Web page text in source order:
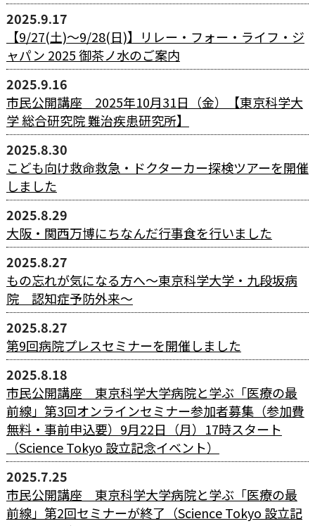
2025.9.17
【9/27(土)～9/28(日)】リレー・フォー・ライフ・ジ
ャパン 2025 御茶ノ水のご案内
2025.9.16
市民公開講座 2025年10月31日（金）【東京科学⼤
学 総合研究院 難治疾患研究所】
2025.8.30
こども向け救命救急・ドクターカー探検ツアーを開催
しました
2025.8.29
大阪・関西万博にちなんだ行事食を行いました
2025.8.27
もの忘れが気になる方へ～東京科学大学・九段坂病
院 認知症予防外来～
2025.8.27
第9回病院プレスセミナーを開催しました
2025.8.18
市民公開講座 東京科学大学病院と学ぶ「医療の最
前線」第3回オンラインセミナー参加者募集（参加費
無料・事前申込要）9月22日（月）17時スタート
（Science Tokyo 設立記念イベント）
2025.7.25
市民公開講座 東京科学大学病院と学ぶ「医療の最
前線」第2回セミナーが終了（Science Tokyo 設立記